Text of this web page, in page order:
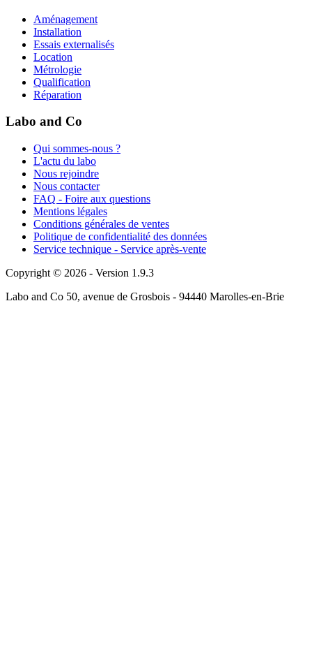
Aménagement
Installation
Essais externalisés
Location
Métrologie
Qualification
Réparation
Labo and Co
Qui sommes-nous ?
L'actu du labo
Nous rejoindre
Nous contacter
FAQ - Foire aux questions
Mentions légales
Conditions générales de ventes
Politique de confidentialité des données
Service technique - Service après-vente
Copyright © 2026 - Version 1.9.3
Labo and Co 50, avenue de Grosbois - 94440 Marolles-en-Brie